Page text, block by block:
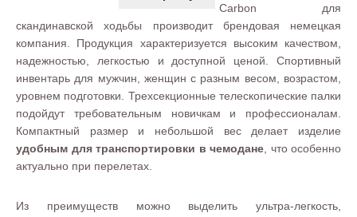
Carbon для
скандинавской ходьбы производит брендовая немецкая
компания. Продукция характеризуется высоким качеством,
надежностью, легкостью и доступной ценой. Спортивный
инвентарь для мужчин, женщин с разным весом, возрастом,
уровнем подготовки. Трехсекционные телескопические палки
подойдут требовательным новичкам и профессионалам.
Компактный размер и небольшой вес делает изделие
удобным для транспортировки в чемодане , что особенно
актуально при перелетах.
Из преимуществ можно выделить ультра-легкость,